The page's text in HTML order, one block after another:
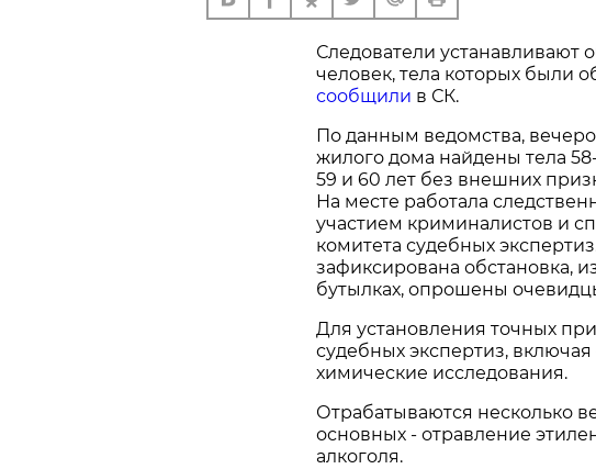
Следователи устанавливают
человек, тела которых были
сообщили в СК.
По данным ведомства,
жилого дома найдены тела
59 и 60 лет без внешних
На месте работала
участием криминалистов и
комитета судебных
зафиксирована обстановка,
бутылках, опрошены
Для установления точных
судебных экспертиз,
химические исследования.
Отрабатываются несколько
основных - отравление
алкоголя.